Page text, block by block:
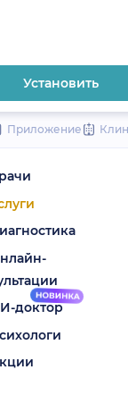
Установить
Приложение
доктор